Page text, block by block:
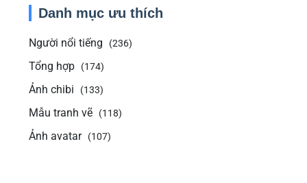
Danh mục ưu thích
Người nổi tiếng (236)
Tổng hợp (174)
Ảnh chibi (133)
Mẫu tranh vẽ (118)
Ảnh avatar (107)